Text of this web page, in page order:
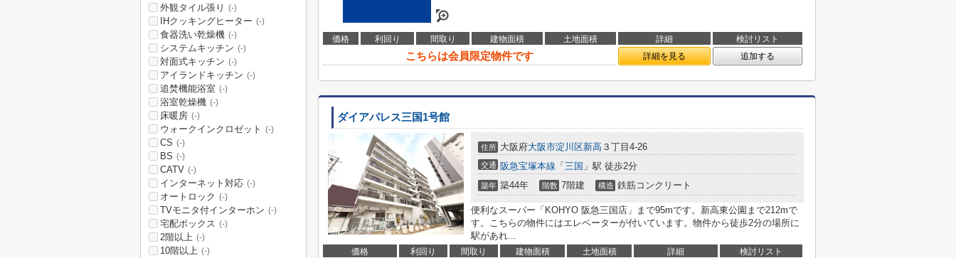
価格 利回り 間取り 建物面積 土地面積 詳細 検討リスト
こちらは会員限定物件です 詳細を見る 追加する
ダイアパレス三国1号館
住所 大阪府大阪市淀川区新高 ３丁目4-26
交通 阪急宝塚本線 「 三国 」駅 徒歩2分
築年 築44年 階数 7階建 構造 鉄筋コンクリート
便利なスーパー「KOHYO 阪急三国店」まで95mです。新高東公園まで212mで
す。こちらの物件にはエレベーターが付いています。物件から徒歩2分の場所に
駅があれ...
価格 利回り 間取り 建物面積 土地面積 詳細 検討リスト
外観タイル張り (-)
IHクッキングヒーター (-)
食器洗い乾燥機 (-)
システムキッチン (-)
対面式キッチン (-)
アイランドキッチン (-)
追焚機能浴室 (-)
浴室乾燥機 (-)
床暖房 (-)
ウォークインクロゼット (-)
CS (-)
BS (-)
CATV (-)
インターネット対応 (-)
オートロック (-)
TVモニタ付インターホン (-)
宅配ボックス (-)
2階以上 (-)
10階以上 (-)